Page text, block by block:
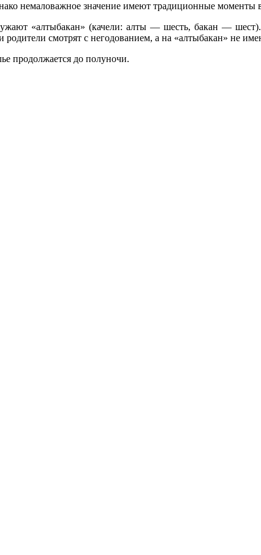
немаловажное значение имеют традиционные моменты
«алтыбакан» (качели: алты — шесть, бакан — шест).
смотрят с негодованием, а на «алтыбакан» не
продолжается до полуночи.